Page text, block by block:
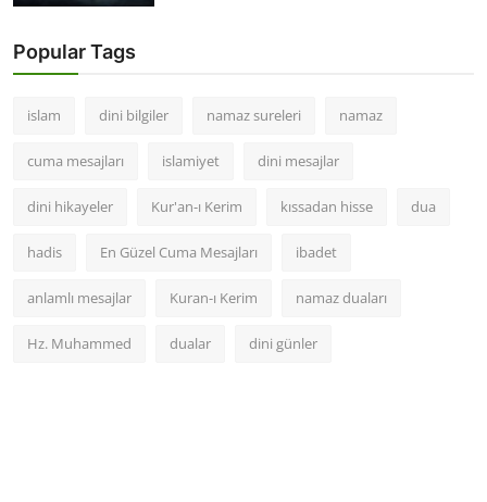
Popular Tags
islam dini bilgiler namaz sureleri namaz
cuma mesajları islamiyet dini mesajlar
dini hikayeler Kur'an-ı Kerim kıssadan hisse dua
hadis En Güzel Cuma Mesajları ibadet
anlamlı mesajlar Kuran-ı Kerim namaz duaları
Hz. Muhammed dualar dini günler